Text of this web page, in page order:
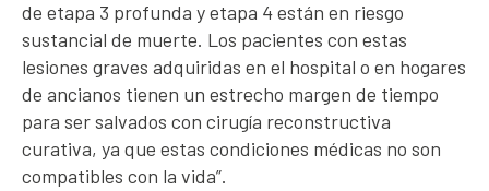
de etapa 3 profunda y etapa 4 están en riesgo
sustancial de muerte. Los pacientes con estas
lesiones graves adquiridas en el hospital o en hogares
de ancianos tienen un estrecho margen de tiempo
para ser salvados con cirugía reconstructiva
curativa, ya que estas condiciones médicas no son
compatibles con la vida”.